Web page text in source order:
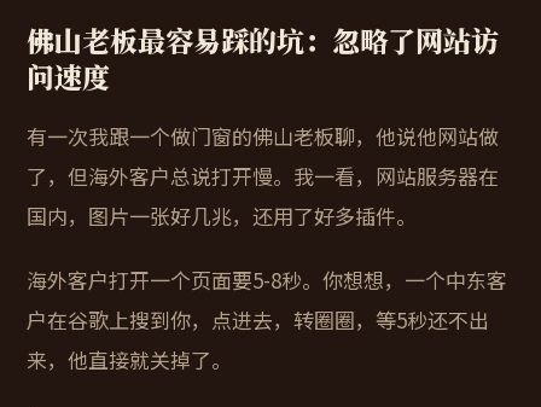
佛山老板最容易踩的坑：忽略了网站访
问速度
有一次我跟一个做门窗的佛山老板聊，他说他网站做
了，但海外客户总说打开慢。我一看，网站服务器在
国内，图片一张好几兆，还用了好多插件。
海外客户打开一个页面要5-8秒。你想想，一个中东客
户在谷歌上搜到你，点进去，转圈圈，等5秒还不出
来，他直接就关掉了。